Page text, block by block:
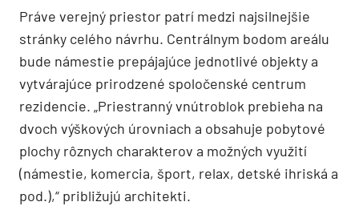
Práve verejný priestor patrí medzi najsilnejšie
stránky celého návrhu. Centrálnym bodom areálu
bude námestie prepájajúce jednotlivé objekty a
vytvárajúce prirodzené spoločenské centrum
rezidencie. „Priestranný vnútroblok prebieha na
dvoch výškových úrovniach a obsahuje pobytové
plochy rôznych charakterov a možných využití
(námestie, komercia, šport, relax, detské ihriská a
pod.),“ približujú architekti.